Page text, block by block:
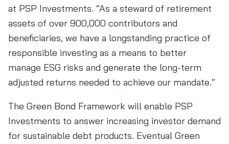
at PSP Investments. “As a steward of retirement
assets of over 900,000 contributors and
beneficiaries, we have a longstanding practice of
responsible investing as a means to better
manage ESG risks and generate the long-term
adjusted returns needed to achieve our mandate.”
The Green Bond Framework will enable PSP
Investments to answer increasing investor demand
for sustainable debt products. Eventual Green